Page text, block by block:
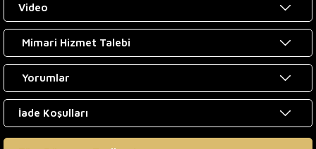
Video
Mimari Hizmet Talebi
Yorumlar
İade Koşulları